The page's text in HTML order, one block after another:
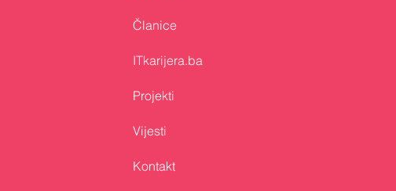
Članice
ITkarijera.ba
Projekti
Vijesti
Kontakt